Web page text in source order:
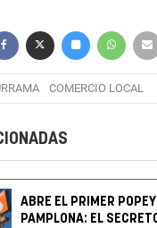
COMERCIO LOCAL
ABRE EL PRIMER
PAMPLONA: EL